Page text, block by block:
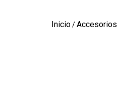
Inicio/Accesorios